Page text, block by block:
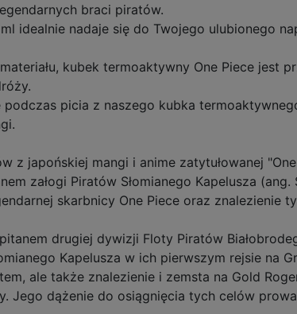
braci piratów.
idealnie nadaje się do Twojego ulubionego
kubek termoaktywny One Piece jest
picia z naszego kubka
z japońskiej mangi i anime zatytułowanej
załogi Piratów Słomianego Kapelusza
skarbnicy One Piece oraz znalezienie
drugiej dywizji Floty Piratów
Kapelusza w ich pierwszym rejsie na
ale także znalezienie i zemsta na Gold
Jego dążenie do osiągnięcia tych celów